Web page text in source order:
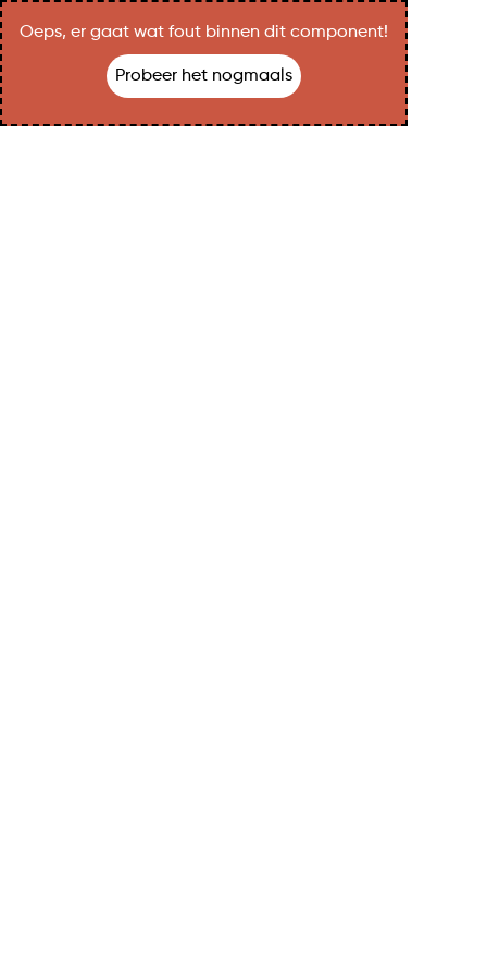
Oeps, er gaat wat fout binnen dit component!
Probeer het nogmaals